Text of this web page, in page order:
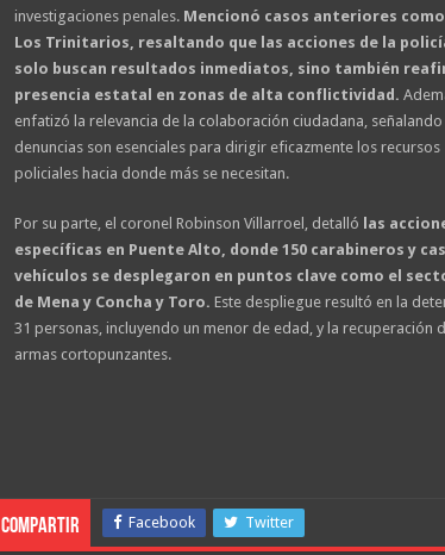
investigaciones penales. Mencionó casos anteriores
Los Trinitarios, resaltando que las acciones de la
solo buscan resultados inmediatos, sino también
presencia estatal en zonas de alta conflictividad.
enfatizó la relevancia de la colaboración ciudadana, señalando
denuncias son esenciales para dirigir eficazmente los recursos
policiales hacia donde más se necesitan.
Por su parte, el coronel Robinson Villarroel, detalló las
específicas en Puente Alto, donde 150 carabineros y
vehículos se desplegaron en puntos clave como el
de Mena y Concha y Toro. Este despliegue resultó en la
31 personas, incluyendo un menor de edad, y la recuperación
armas cortopunzantes.
Compartir Facebook Twitter